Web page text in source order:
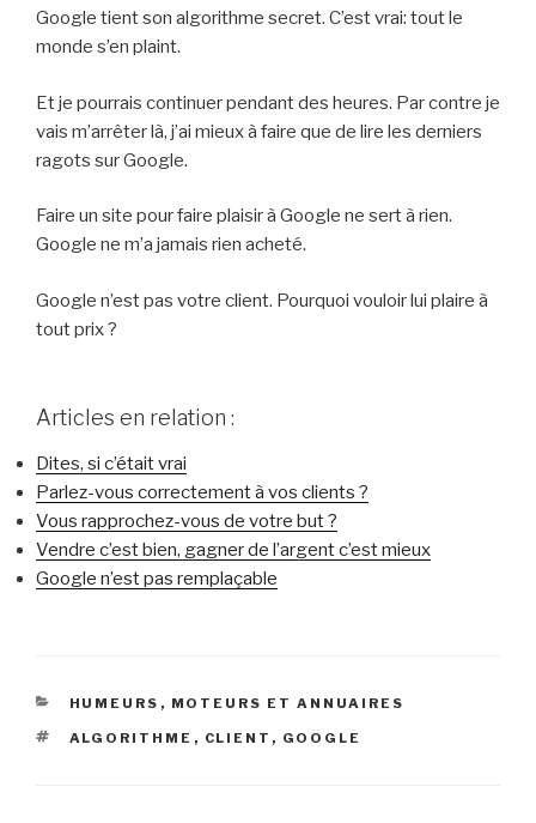
Google tient son algorithme secret. C’est vrai: tout le
monde s’en plaint.
Et je pourrais continuer pendant des heures. Par contre je
vais m’arrêter là, j’ai mieux à faire que de lire les derniers
ragots sur Google.
Faire un site pour faire plaisir à Google ne sert à rien.
Google ne m’a jamais rien acheté.
Google n’est pas votre client. Pourquoi vouloir lui plaire à
tout prix ?
Articles en relation :
Dites, si c’était vrai
Parlez-vous correctement à vos clients ?
Vous rapprochez-vous de votre but ?
Vendre c’est bien, gagner de l’argent c’est mieux
Google n’est pas remplaçable
CATÉGORIES
HUMEURS , MOTEURS ET ANNUAIRES
ÉTIQUETTES
ALGORITHME , CLIENT , GOOGLE